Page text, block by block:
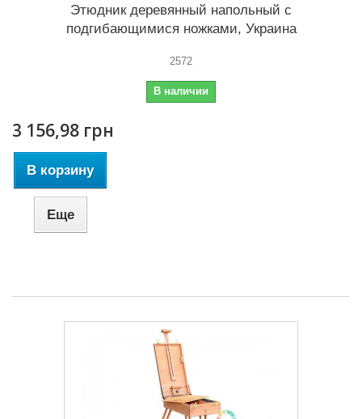
Этюдник деревянный напольный с
подгибающимися ножками, Украина
2572
В наличии
3 156,98 грн
В корзину
Еще